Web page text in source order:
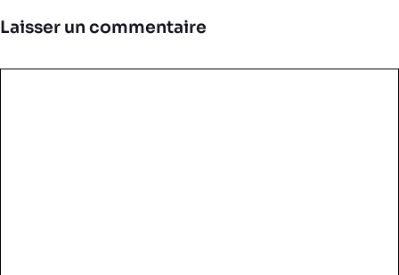
Laisser un commentaire